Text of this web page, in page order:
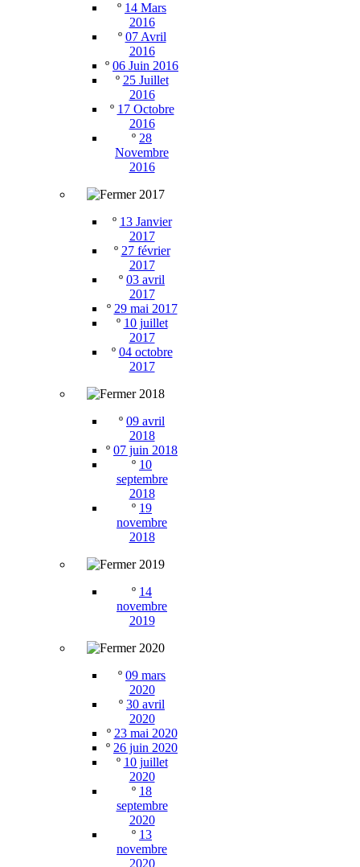
º 14 Mars
2016
º 07 Avril
2016
º 06 Juin 2016
º 25 Juillet
2016
º 17 Octobre
2016
º 28
Novembre
2016
2017
º 13 Janvier
2017
º 27 février
2017
º 03 avril
2017
º 29 mai 2017
º 10 juillet
2017
º 04 octobre
2017
2018
º 09 avril
2018
º 07 juin 2018
º 10
septembre
2018
º 19
novembre
2018
2019
º 14
novembre
2019
2020
º 09 mars
2020
º 30 avril
2020
º 23 mai 2020
º 26 juin 2020
º 10 juillet
2020
º 18
septembre
2020
º 13
novembre
2020